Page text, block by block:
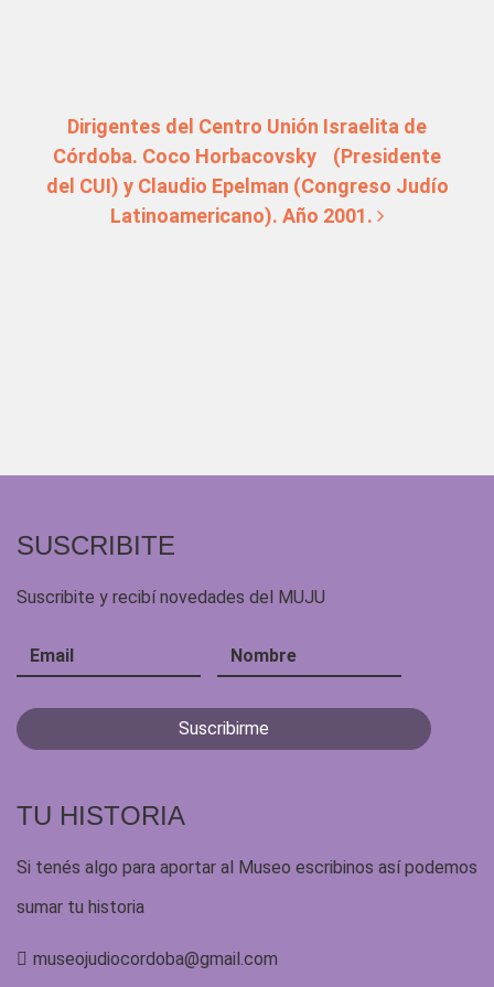
Dirigentes del Centro Unión Israelita de
Córdoba. Coco Horbacovsky (Presidente
del CUI) y Claudio Epelman (Congreso Judío
Latinoamericano). Año 2001.
SUSCRIBITE
Suscribite y recibí novedades del MUJU
TU HISTORIA
Si tenés algo para aportar al Museo escribinos así podemos
sumar tu historia
museojudiocordoba@gmail.com